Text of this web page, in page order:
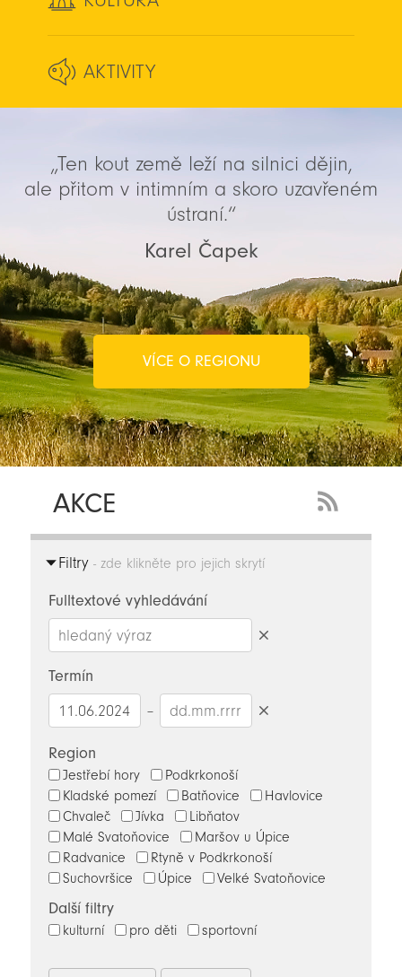
AKTIVITY
„Ten kout země leží na silnici dějin,
ale přitom v intimním a skoro uzavřeném
ústraní.“
Karel Čapek
VÍCE O REGIONU
AKCE
Feed
Filtry- zde klikněte pro jejich skrytí
Fulltextové vyhledávání
Termín
–
Region
Jestřebí hory
Podkrkonoší
Kladské pomezí
Batňovice
Havlovice
Chvaleč
Jívka
Libňatov
Malé Svatoňovice
Maršov u Úpice
Radvanice
Rtyně v Podkrkonoší
Suchovršice
Úpice Velké Svatoňovice
Další filtry
kulturní pro děti sportovní